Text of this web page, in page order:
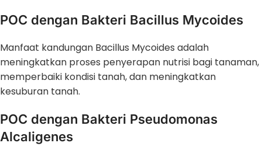
POC dengan Bakteri Bacillus Mycoides
Manfaat kandungan Bacillus Mycoides adalah
meningkatkan proses penyerapan nutrisi bagi tanaman,
memperbaiki kondisi tanah, dan meningkatkan
kesuburan tanah.
POC dengan Bakteri Pseudomonas
Alcaligenes